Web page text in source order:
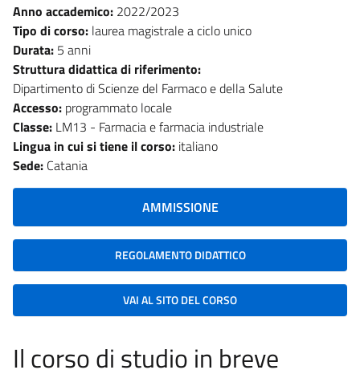
Anno accademico: 2022/2023
Tipo di corso: laurea magistrale a ciclo unico
Durata: 5 anni
Struttura didattica di riferimento:
Dipartimento di Scienze del Farmaco e della Salute
Accesso: programmato locale
Classe: LM13 - Farmacia e farmacia industriale
Lingua in cui si tiene il corso: italiano
Sede: Catania
AMMISSIONE
REGOLAMENTO DIDATTICO
VAI AL SITO DEL CORSO
Il corso di studio in breve